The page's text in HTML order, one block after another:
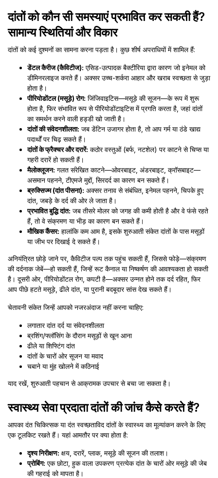
दांतों को कौन सी समस्याएं प्रभावित कर सकती हैं?
सामान्य स्थितियां और विकार
दांतों को कई दुश्मनों का सामना करना पड़ता है। कुछ शीर्ष अपराधियों में शामिल हैं:
डेंटल कैरीज (कैविटीज): एसिड-उत्पादक बैक्टीरिया द्वारा कारण जो इनेमल को
डीमिनरलाइज करते हैं। अक्सर उच्च-शर्करा आहार और खराब स्वच्छता से जुड़ा
होता है।
पीरियोडोंटल (मसूड़े) रोग: जिंजिवाइटिस—मसूड़े की सूजन—के रूप में शुरू
होता है, फिर संभावित रूप से पीरियोडोंटाइटिस में प्रगति करता है, जहां दांतों
का समर्थन करने वाली हड्डी खो जाती है।
दांतों की संवेदनशीलता: जब डेंटिन उजागर होता है, तो आप गर्म या ठंडे खाद्य
पदार्थों पर चिढ़ सकते हैं।
दांतों के फ्रैक्चर और दरारें: कठोर वस्तुओं (बर्फ, नटशेल) पर काटने से चिप्स या
गहरी दरारें हो सकती हैं।
मैलोक्लूजन: गलत संरेखित काटने—ओवरबाइट, अंडरबाइट, क्रॉसबाइट—
असमान पहनने, टीएमजे मुद्दों, सिरदर्द का कारण बन सकते हैं।
ब्रुक्सिज्म (दांत पीसना): अक्सर तनाव से संबंधित, इनेमल पहनने, चिपके हुए
दांत, जबड़े के दर्द की ओर ले जाता है।
प्रभावित बुद्धि दांत: जब तीसरे मोलर को जगह की कमी होती है और वे फंसे रहते
हैं, तो वे संक्रमण या भीड़ का कारण बन सकते हैं।
मौखिक कैंसर: हालांकि कम आम है, इसके शुरुआती संकेत दांतों के पास मसूड़ों
या जीभ पर दिखाई दे सकते हैं।
अनियंत्रित छोड़े जाने पर, कैविटीज पल्प तक पहुंच सकती हैं, जिससे फोड़े—संक्रमण
की दर्दनाक जेबें—हो सकती हैं, जिन्हें रूट कैनाल या निष्कर्षण की आवश्यकता हो सकती
है। दूसरी ओर, पीरियोडोंटल रोग, कपटी है—अक्सर उन्नत होने तक दर्द रहित, फिर
आप पीछे हटते मसूड़े, ढीले दांत, या पुरानी बदबूदार सांस देख सकते हैं।
चेतावनी संकेत जिन्हें आपको नजरअंदाज नहीं करना चाहिए:
लगातार दांत दर्द या संवेदनशीलता
ब्रशिंग/फ्लॉसिंग के दौरान मसूड़ों से खून आना
ढीले या शिफ्टिंग दांत
दांतों के चारों ओर सूजन या मवाद
चबाने या मुंह खोलने में कठिनाई
याद रखें, शुरुआती पहचान से आक्रामक उपचार से बचा जा सकता है।
स्वास्थ्य सेवा प्रदाता दांतों की जांच कैसे करते हैं?
आपका दंत चिकित्सक या दंत स्वच्छताविद दांतों के स्वास्थ्य का मूल्यांकन करने के लिए
एक टूलकिट रखते हैं। यहां आमतौर पर क्या होता है:
दृश्य निरीक्षण: क्षय, दरारें, प्लाक, मसूड़े की सूजन की तलाश।
प्रोबिंग: एक छोटा, हुक वाला उपकरण प्रत्येक दांत के चारों ओर मसूड़े की जेब
की गहराई को मापता है।